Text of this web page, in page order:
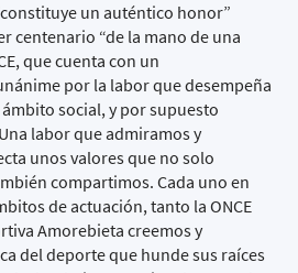
un auténtico honor”
centenario “de la mano de una
que cuenta con un
por la labor que desempeña
social, y por supuesto
labor que admiramos y
unos valores que no solo
compartimos. Cada uno en
de actuación, tanto la ONCE
Amorebieta creemos y
del deporte que hunde sus raíces